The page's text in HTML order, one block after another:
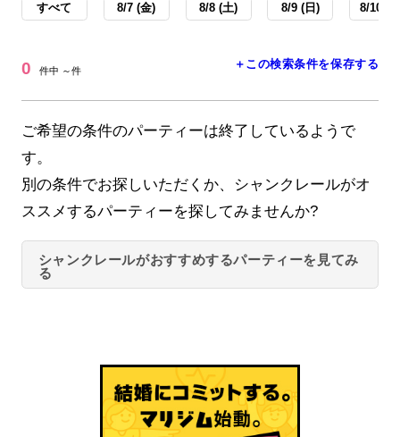
すべて 8/7 (金) 8/8 (土) 8/9 (日) 8/10 (
0 件中 ～件 ＋この検索条件を保存する
ご希望の条件のパーティーは終了しているようで
す。
別の条件でお探しいただくか、シャンクレールがオ
ススメするパーティーを探してみませんか?
シャンクレールがおすすめするパーティーを見てみ
る